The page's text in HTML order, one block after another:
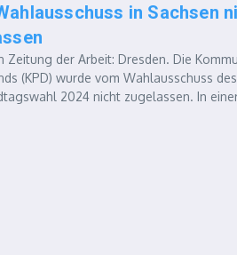
in Sachsen
Zeitung der Arbeit: Dresden. Die
(KPD) wurde vom Wahlausschuss
2024 nicht zugelassen. In